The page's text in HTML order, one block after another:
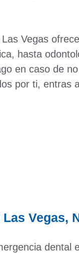
Vegas
hasta
en caso de
por ti,
Vegas,